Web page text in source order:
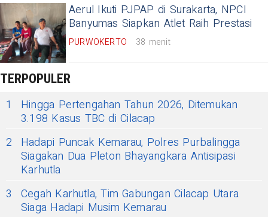
Aerul Ikuti PJPAP di Surakarta, NPCI
Banyumas Siapkan Atlet Raih Prestasi
PURWOKERTO 38 menit
TERPOPULER
1
Hingga Pertengahan Tahun 2026, Ditemukan
3.198 Kasus TBC di Cilacap
2
Hadapi Puncak Kemarau, Polres Purbalingga
Siagakan Dua Pleton Bhayangkara Antisipasi
Karhutla
3
Cegah Karhutla, Tim Gabungan Cilacap Utara
Siaga Hadapi Musim Kemarau